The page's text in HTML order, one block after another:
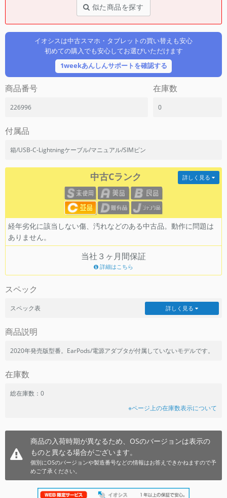
似た商品を探す
イオシスは中古スマホ・タブレットの買い替えも安心
初めての購入でも安心してお選びいただけます
1weekあんしんサポートを確認する
商品番号
226996
在庫数
0
付属品
箱/USB-C-Lightningケーブル/マニュアル/SIMピン
中古Cランク
経年劣化に該当しない傷、汚れなどのある中古品。動作に問題は
ありません。
詳しく見る
当社３ヶ月間保証
詳細はこちら
スペック
スペック表 詳しく見る
商品説明
2020年発売版型番。EarPods/電源アダプタが付属していないモデルです。
在庫数
総在庫数：0
※ページ上の在庫数表示について
商品の入荷時期が異なるため、OSのバージョンは表示の
ものと異なる場合がございます。
個別にOSのバージョンや製造番号などの情報はお答えできかねますので予
めご了承ください。
「Apple」「SONY」「SHARP」など
機能・特徴
商品の搭載機能による絞り込み
「5G対応」「防水」「ワンセグ」など
ランク
「新品」「未使用」「中古」など
CPU
OSの絞り込み
~
容量
~
モニタサイズ
発売日
月 まで
各項目のチェックボックスは「or検索」となります。
ただし機能別のみ「and検索」となります。